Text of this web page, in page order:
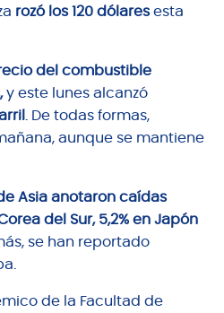
rozó los 120 dólaresesta
del combustible
y este lunes alcanzó
. De todas formas,
aunque se mantiene
Asia anotaron caídas
del Sur, 5,2% en Japón
se han reportado
de la Facultad de